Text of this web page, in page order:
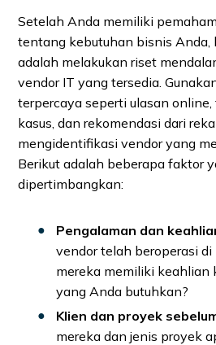
Setelah Anda memiliki
tentang kebutuhan bisnis
adalah melakukan riset
vendor IT yang tersedia.
terpercaya seperti ulasan
kasus, dan rekomendasi dari
mengidentifikasi vendor yang
Berikut adalah beberapa faktor
dipertimbangkan:
Pengalaman dan
vendor telah beroperasi
mereka memiliki keahlian
yang Anda butuhkan?
Klien dan proyek
mereka dan jenis proyek